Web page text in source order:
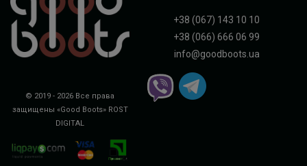
© 2019 - 2026 Все права
защищены «Good Boots» ROST
DIGITAL
+38 (067) 143 10 10
+38 (066) 666 06 99
info@goodboots.ua